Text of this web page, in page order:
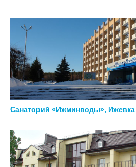
Санаторий «Ижминводы», Ижевка